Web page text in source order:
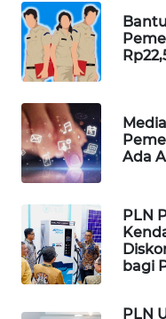
Ada
PLN
bagi
PLN
WAHANA
UMKM
WAHANA
WAHANA
PERSONA
WAHANA
OTOMOTIF
WAHANA